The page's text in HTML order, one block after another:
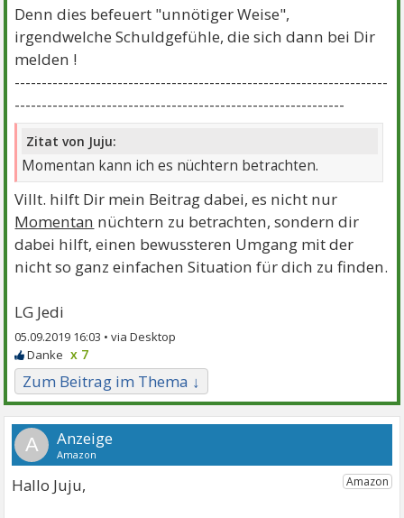
Denn dies befeuert "unnötiger Weise",
irgendwelche Schuldgefühle, die sich dann bei Dir
melden !
---------------------------------------------------------------------
-------------------------------------------------------------
Zitat von Juju:
Momentan kann ich es nüchtern betrachten.
Villt. hilft Dir mein Beitrag dabei, es nicht nur
Momentan nüchtern zu betrachten, sondern dir
dabei hilft, einen bewussteren Umgang mit der
nicht so ganz einfachen Situation für dich zu finden.
LG Jedi
05.09.2019 16:03 •
x 7
Zum Beitrag im Thema ↓
A
Hallo Juju,